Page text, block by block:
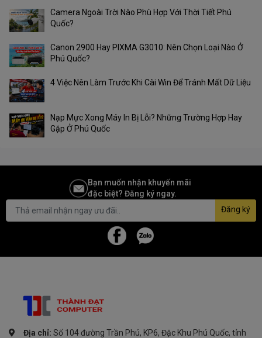
Camera Ngoài Trời Nào Phù Hợp Với Thời Tiết Phú
Quốc?
Canon 2900 Hay PIXMA G3010: Nên Chọn Loại Nào Ở
Phú Quốc?
4 Việc Nên Làm Trước Khi Cài Win Để Tránh Mất Dữ Liệu
Nạp Mực Xong Máy In Bị Lỗi? Những Trường Hợp Hay
Gặp Ở Phú Quốc
Bạn muốn nhận khuyến mãi
đặc biệt? Đăng ký ngay.
Đăng ký
Địa chỉ: Số 104 đường Trần Phú, KP6, Đặc Khu Phú Quốc, tỉnh